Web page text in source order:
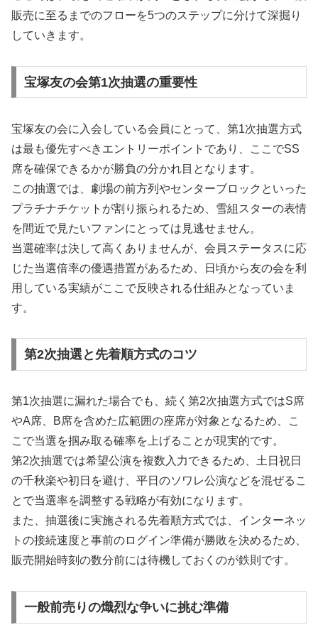
販売に至るまでのフローを5つのステップに分けて深掘り
していきます。
宝塚友の会第1次抽選の重要性
宝塚友の会に入会している会員にとって、第1次抽選方式
は最も優先すべきエントリーポイントであり、ここでSS
席を確保できるかが勝負の分かれ目となります。
この抽選では、劇場の前方列やセンターブロックといった
プラチナチケットが割り振られるため、雪組スターの表情
を間近で見たいファンにとっては見逃せません。
当選確率は決して高くありませんが、会員ステータスに応
じた当選倍率の優遇措置があるため、日頃から友の会を利
用している実績がここで反映される仕組みとなっていま
す。
第2次抽選と先着順方式のコツ
第1次抽選に漏れた場合でも、続く第2次抽選方式ではS席
やA席、B席を含めた広範囲の座席が対象となるため、こ
こで当選を掴み取る確率を上げることが現実的です。
第2次抽選では希望公演を複数入力できるため、土日祝日
の千秋楽や初日を避け、平日のソワレ公演などを混ぜるこ
とで当選率を調整する戦略が有効になります。
また、抽選後に実施される先着順方式では、インターネッ
トの接続速度と事前のログイン準備が勝敗を決めるため、
販売開始時刻の数分前には待機しておくのが鉄則です。
一般前売りの熾烈な争いに挑む準備